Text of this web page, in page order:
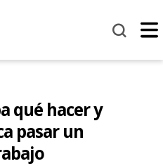
qué hacer y
pasar un